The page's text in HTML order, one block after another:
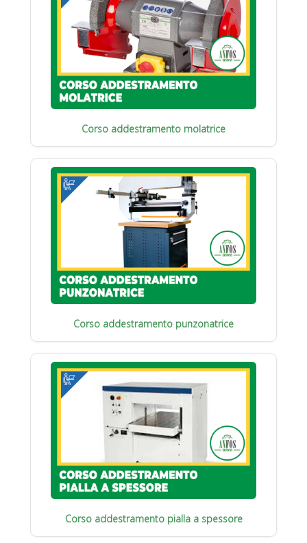
Corso addestramento molatrice
Corso addestramento punzonatrice
Corso addestramento pialla a spessore